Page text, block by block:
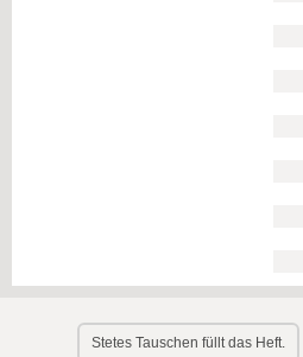
Stetes Tauschen füllt das Heft.